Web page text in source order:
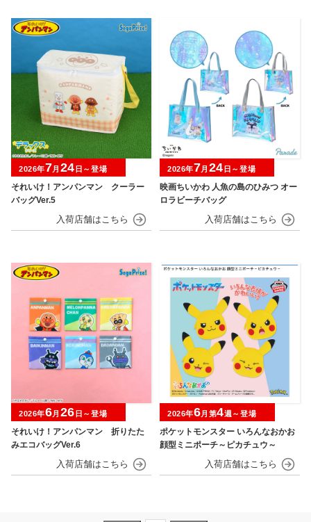
それいけ！アンパンマン クーラー
バッグVer.5
2026年7月 24 日～登場
映画ちいかわ 人魚の島のひみつ オー
ロラビーチバッグ
2026年7月 24 日～登場
それいけ！アンパンマン 折りたた
みエコバッグVer.6
2026年6月 26 日～登場
ポケットモンスター いろんなおかお
顔型ミニポーチ～ピカチュウ～
2026年6月第4週～登場